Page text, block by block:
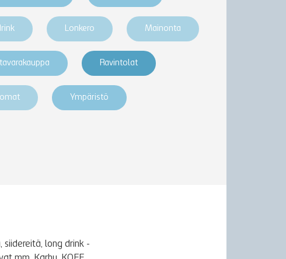
Lonkero Mainonta
Ravintolat
Ympäristö
siidereitä, long drink -